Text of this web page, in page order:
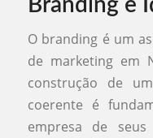
Branding e
O branding é um
de marketing em
construção de
coerente é
empresa de